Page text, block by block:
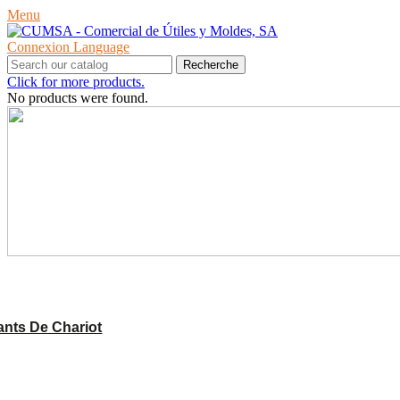
Menu
Connexion Language
Recherche
Click for more products.
No products were found.
De Chariot